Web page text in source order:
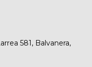
581, Balvanera,